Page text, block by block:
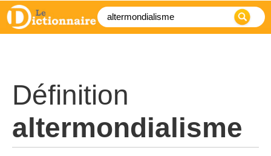
Définition
altermondialisme